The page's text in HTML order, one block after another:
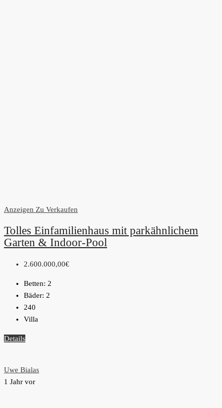
Anzeigen Zu Verkaufen
Tolles Einfamilienhaus mit parkähnlichem
Garten & Indoor-Pool
2.600.000,00€
Betten: 2
Bäder: 2
240
Villa
Details
Uwe Bialas
1 Jahr vor